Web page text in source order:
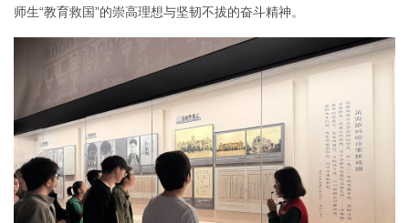
师生“教育救国”的崇高理想与坚韧不拔的奋斗精神。